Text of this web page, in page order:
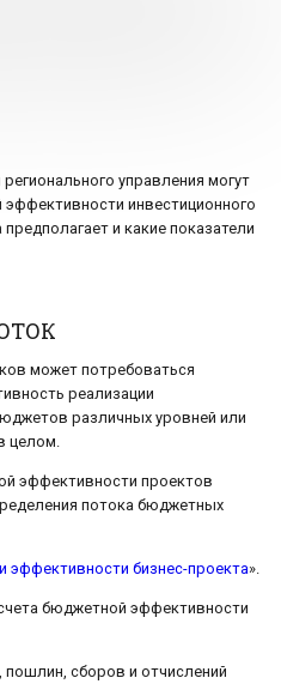
управления могут
инвестиционного
и какие показатели
может потребоваться
реализации
различных уровней или
целом.
эффективности проектов
потока бюджетных
эффективности бизнес-проекта».
бюджетной эффективности
пошлин, сборов и отчислений